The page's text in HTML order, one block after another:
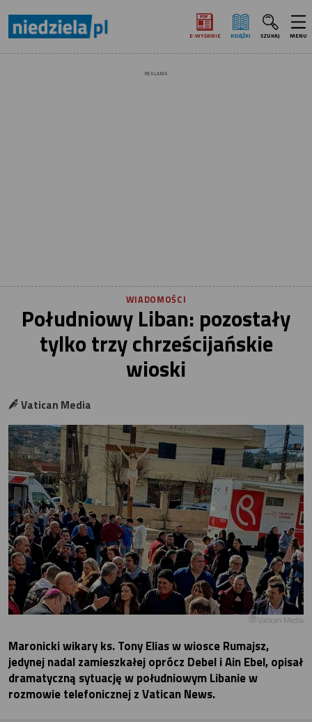
E‑WYDANIE KSIĄŻKI SZUKAJ MENU
REKLAMA
WIADOMOŚCI
Południowy Liban: pozostały
tylko trzy chrześcijańskie
wioski
Vatican Media
Vatican Media
Maronicki wikary ks. Tony Elias w wiosce Rumajsz,
jedynej nadal zamieszkałej oprócz Debel i Ain Ebel, opisał
dramatyczną sytuację w południowym Libanie w
rozmowie telefonicznej z Vatican News.